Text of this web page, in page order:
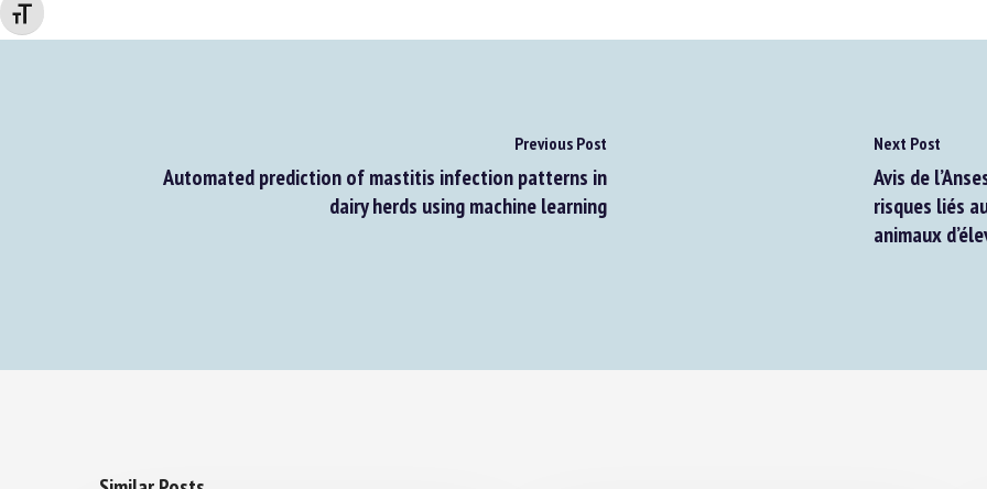
Changer la taille de la police
Previous Post
Automated prediction of mastitis infection patterns in
dairy herds using machine learning
Next Post
Avis de
risques liés
animaux